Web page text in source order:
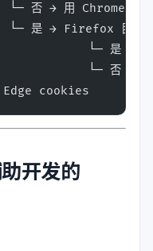
否 → 用 Chrome
是 → Firefox 目录存
└─ 是 →
└─ 否 → 报
Edge cookies
开发的